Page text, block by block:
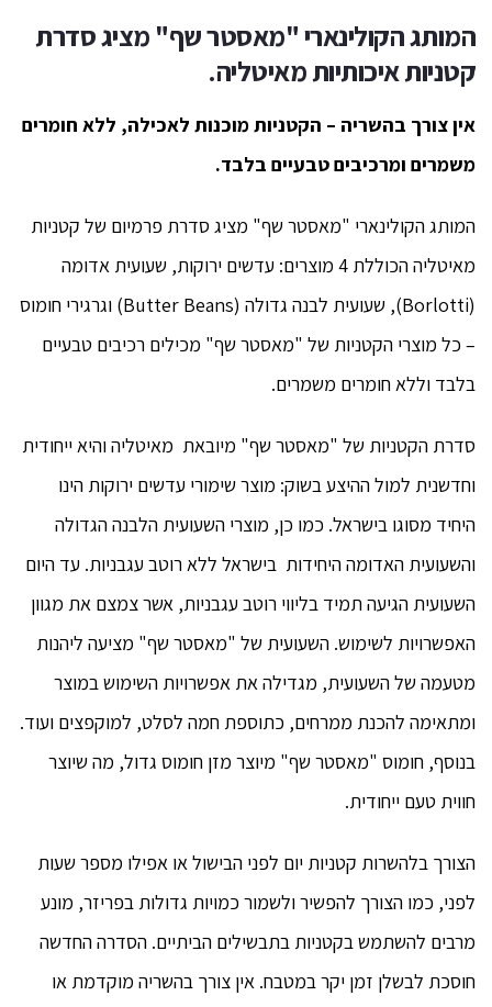
המותג הקולינארי "מאסטר שף" מציגסדרת
קטניות איכותיות מאיטליה.
אין צורך בהשריה – הקטניות מוכנות לאכילה, ללא חומרים
משמרים ומרכיבים טבעיים בלבד.
המותג הקולינארי "מאסטר שף" מציג סדרת פרמיום של קטניות
מאיטליה הכוללת 4 מוצרים: עדשים ירוקות, שעועית אדומה
(Borlotti), שעועית לבנה גדולה (Butter Beans) וגרגירי חומוס
– כל מוצרי הקטניות של "מאסטר שף" מכילים רכיבים טבעיים
בלבד וללא חומרים משמרים.
סדרת הקטניות של "מאסטר שף" מיובאת מאיטליה והיא ייחודית
וחדשנית למול ההיצע בשוק: מוצר שימורי עדשים ירוקות הינו
היחיד מסוגו בישראל. כמו כן, מוצרי השעועית הלבנה הגדולה
והשעועית האדומה היחידות בישראל ללא רוטב עגבניות. עד היום
השעועית הגיעה תמיד בליווי רוטב עגבניות, אשר צמצם את מגוון
האפשרויות לשימוש. השעועית של "מאסטר שף" מציעה ליהנות
מטעמה של השעועית, מגדילה את אפשרויות השימוש במוצר
ומתאימה להכנת ממרחים, כתוספת חמה לסלט, למוקפצים ועוד.
בנוסף, חומוס "מאסטר שף" מיוצר מזן חומוס גדול, מה שיוצר
חווית טעם ייחודית.
הצורך בלהשרות קטניות יום לפני הבישול או אפילו מספר שעות
לפני, כמו הצורך להפשיר ולשמור כמויות גדולות בפריזר, מונע
מרבים להשתמש בקטניות בתבשילים הביתיים. הסדרה החדשה
חוסכת לבשלן זמן יקר במטבח. אין צורך בהשריה מוקדמת או